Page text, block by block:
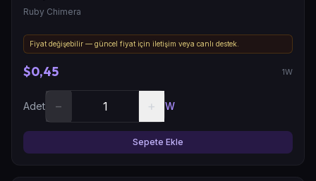
Ruby Chimera
Fiyat değişebilir — güncel fiyat için iletişim veya canlı destek.
$0,45 1W
Adet − + W
Sepete Ekle